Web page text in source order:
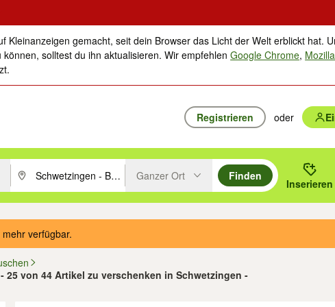
Kleinanzeigen gemacht, seit dein Browser das Licht der Welt erblickt hat.
können, solltest du ihn aktualisieren. Wir empfehlenGoogle Chrome,
Registrieren oder
mit den Pfeiltasten nach oben/unten durchsuchen und mit
PLZ oder Ort eingeben. Eingabetaste drücken um zu suchen, oder
Ganzer Ort
Finden
Inserieren
verfügbar.
25 von 44 Artikel zu verschenken in Schwetzingen -